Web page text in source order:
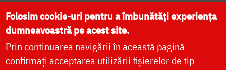
DONEAZĂ ONLINE PENTRU CATEDRALA NAȚIONALĂ
LIVE
Folosim cookie-uri pentru a îmbunătăți experiența
dumneavoastră pe acest site.
Prin continuarea navigării în această pagină
confirmați acceptarea utilizării fișierelor de tip